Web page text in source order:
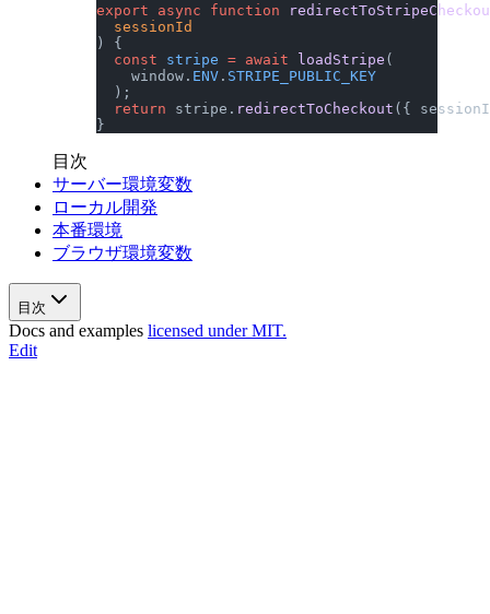
export async function
  sessionId
) {
  const
stripe = await loadStripe (
    window.
ENV . STRIPE_PUBLIC_KEY
  );
  return
stripe. redirectToCheckout ({
}
目次
サーバー環境変数
ローカル開発
本番環境
ブラウザ環境変数
目次
Docs and examples licensed under MIT.
Edit